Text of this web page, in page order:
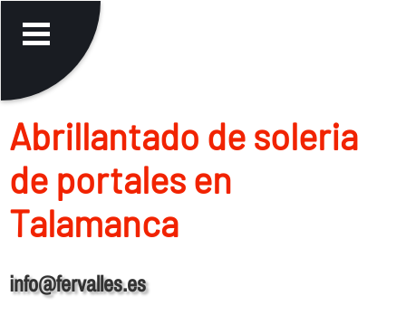
Abrillantado de soleria
de portales en
Talamanca
info@fervalles.es